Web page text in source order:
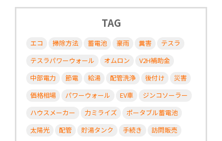
TAG
エコ 掃除方法 蓄電池 豪雨 糞害
テスラ
テスラパワーウォール
オムロン
V2H補助金
中部電力
節電 給湯 配管洗浄 後付け
災害
価格相場
パワーウォール EV車
ジンコソーラー
ハウスメーカー
力ミライズ
ポータブル蓄電池
太陽光
配管 貯湯タンク 手続き
訪問販売